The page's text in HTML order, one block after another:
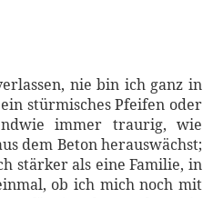
nie bin ich ganz in
stürmisches Pfeifen oder
immer traurig, wie
dem Beton herauswächst;
stärker als eine Familie, in
ob ich mich noch mit